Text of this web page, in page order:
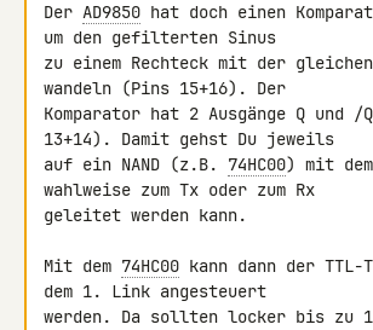
Der AD9850 hat doch einen
um den gefilterten Sinus
zu einem Rechteck mit der
wandeln (Pins 15+16). Der
Komparator hat 2 Ausgänge Q und /
13+14). Damit gehst Du jeweils
auf ein NAND (z.B. 74HC00) mit
wahlweise zum Tx oder zum Rx
geleitet werden kann.
Mit dem 74HC00 kann dann der
dem 1. Link angesteuert
werden. Da sollten locker bis zu